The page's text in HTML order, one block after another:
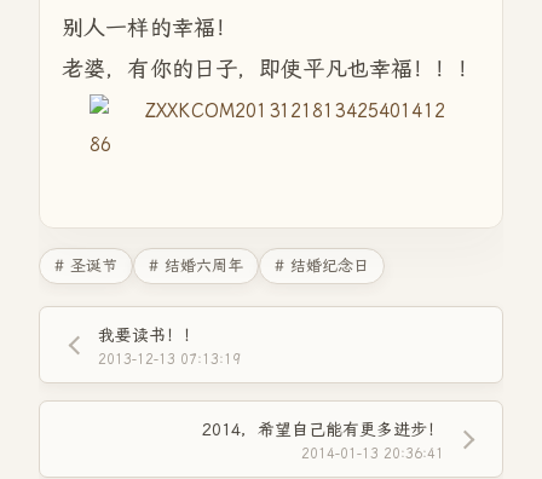
别人一样的幸福！
老婆，有你的日子，即使平凡也幸福！！！
# 圣诞节 # 结婚六周年 # 结婚纪念日
我要读书！！
2013-12-13 07:13:19
2014，希望自己能有更多进步！
2014-01-13 20:36:41